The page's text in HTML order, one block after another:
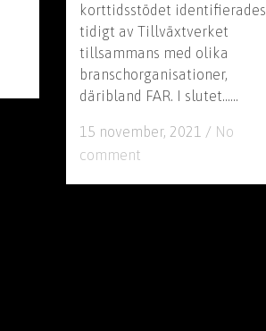
korttidsstödet identifierades
tidigt av Tillväxtverket
tillsammans med olika
branschorganisationer,
däribland FAR. I slutet......
15 november, 2021 / No
comment